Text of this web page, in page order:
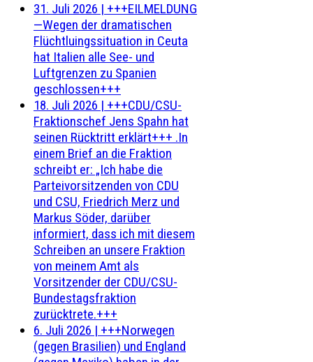
31. Juli 2026 | +++EILMELDUNG
—Wegen der dramatischen
Flüchtluingssituation in Ceuta
hat Italien alle See- und
Luftgrenzen zu Spanien
geschlossen+++
18. Juli 2026 | +++CDU/CSU-
Fraktionschef Jens Spahn hat
seinen Rücktritt erklärt+++ .In
einem Brief an die Fraktion
schreibt er: „Ich habe die
Parteivorsitzenden von CDU
und CSU, Friedrich Merz und
Markus Söder, darüber
informiert, dass ich mit diesem
Schreiben an unsere Fraktion
von meinem Amt als
Vorsitzender der CDU/CSU-
Bundestagsfraktion
zurücktrete.+++
6. Juli 2026 | +++Norwegen
(gegen Brasilien) und England